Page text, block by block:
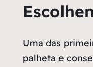
Uma das
palheta e